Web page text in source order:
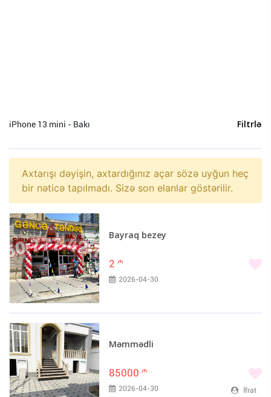
iPhone 6s Plus (0)
iPhone 7 Plus (0)
iPhone 8 Plus (0)
iPhone X (0)
iPhone SE (0)
iPhone XR (0)
iPhone XS (0)
iPhone XS Max (0)
iPhone 11 Pro (0)
iPhone 12 (0)
iPhone 12 Pro (0)
iPhone 12 Pro Max (0)
iPhone 13 mini - Bakı Filtrlə
Axtarışı dəyişin, axtardığınız açar sözə uyğun heç
bir nəticə tapılmadı. Sizə son elanlar göstərilir.
Bayraq bezey
2 m
2026-04-30
Məmmədli
85000 m
2026-04-30 İfrat